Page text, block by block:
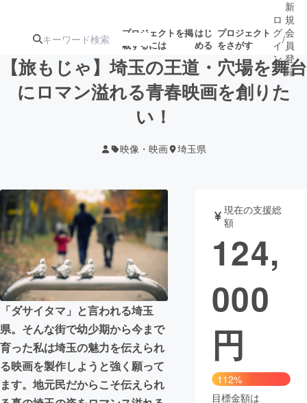
プロジェクトを掲
載するには
はじ
める
プロジェクト
をさがす
注目の新着プロ
テクノロジー・ガジェット
映像・映画 書籍・雑誌
ビジネス・起業 チャレンジ
まちづくり・地域活性化
CAMPFIRE for Social Good
CAMPFIRE Creation
CAMPFIREふるさと納税
コミュニティ
ロ
グ
イ
ン
/
新
規
会
員
登
録
【旅もじゃ】埼玉の王道・穴場を舞台
にロマン溢れる青春映画を創りた
い！
映像・映画 埼玉県
「ダサイタマ」と言われる埼玉
県。そんな街で幼少期から今まで
育った私は埼玉の魅力を伝えられ
る映画を製作しようと強く願って
ます。地元民だからこそ伝えられ
現在の支援総
額
124,
000
円
112%
目標金額は